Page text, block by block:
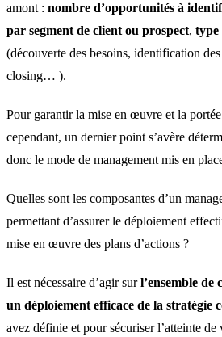
amont : nombre d’opportunités à
par segment de client ou prospect, type
(découverte des besoins, identification
closing… ).
Pour garantir la mise en œuvre et la portée
cependant, un dernier point s’avère
donc le mode de management mis en
Quelles sont les composantes d’un
permettant d’assurer le déploiement
mise en œuvre des plans d’actions ?
Il est nécessaire d’agir surl’ensemble de
un déploiement efficace de la stratégie
avez définie et pour sécuriser l’atteinte de